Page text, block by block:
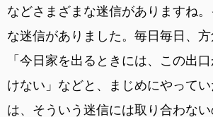
などさまざまな迷信がありますね
な迷信がありました。毎日毎日、方
「今日家を出るときには、この出
けない」などと、まじめにやって
は、そういう迷信には取り合わな